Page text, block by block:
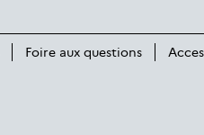
Foire aux questions